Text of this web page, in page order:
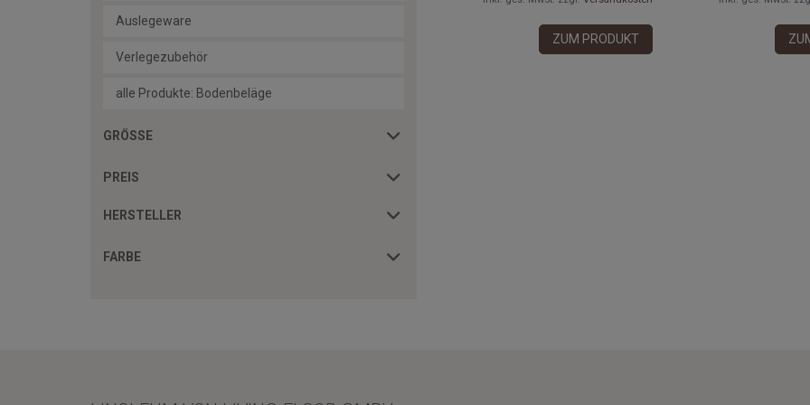
Auslegeware
Verlegezubehör
alle Produkte: Bodenbeläge
GRÖSSE
PREIS
HERSTELLER
FARBE
ZUM PRODUKT